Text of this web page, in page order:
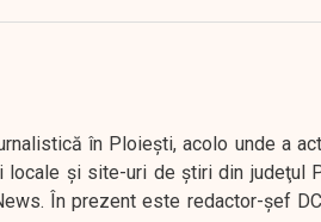
în Ploieşti, acolo unde a
şi site-uri de ştiri din judeţul
În prezent este redactor-şef